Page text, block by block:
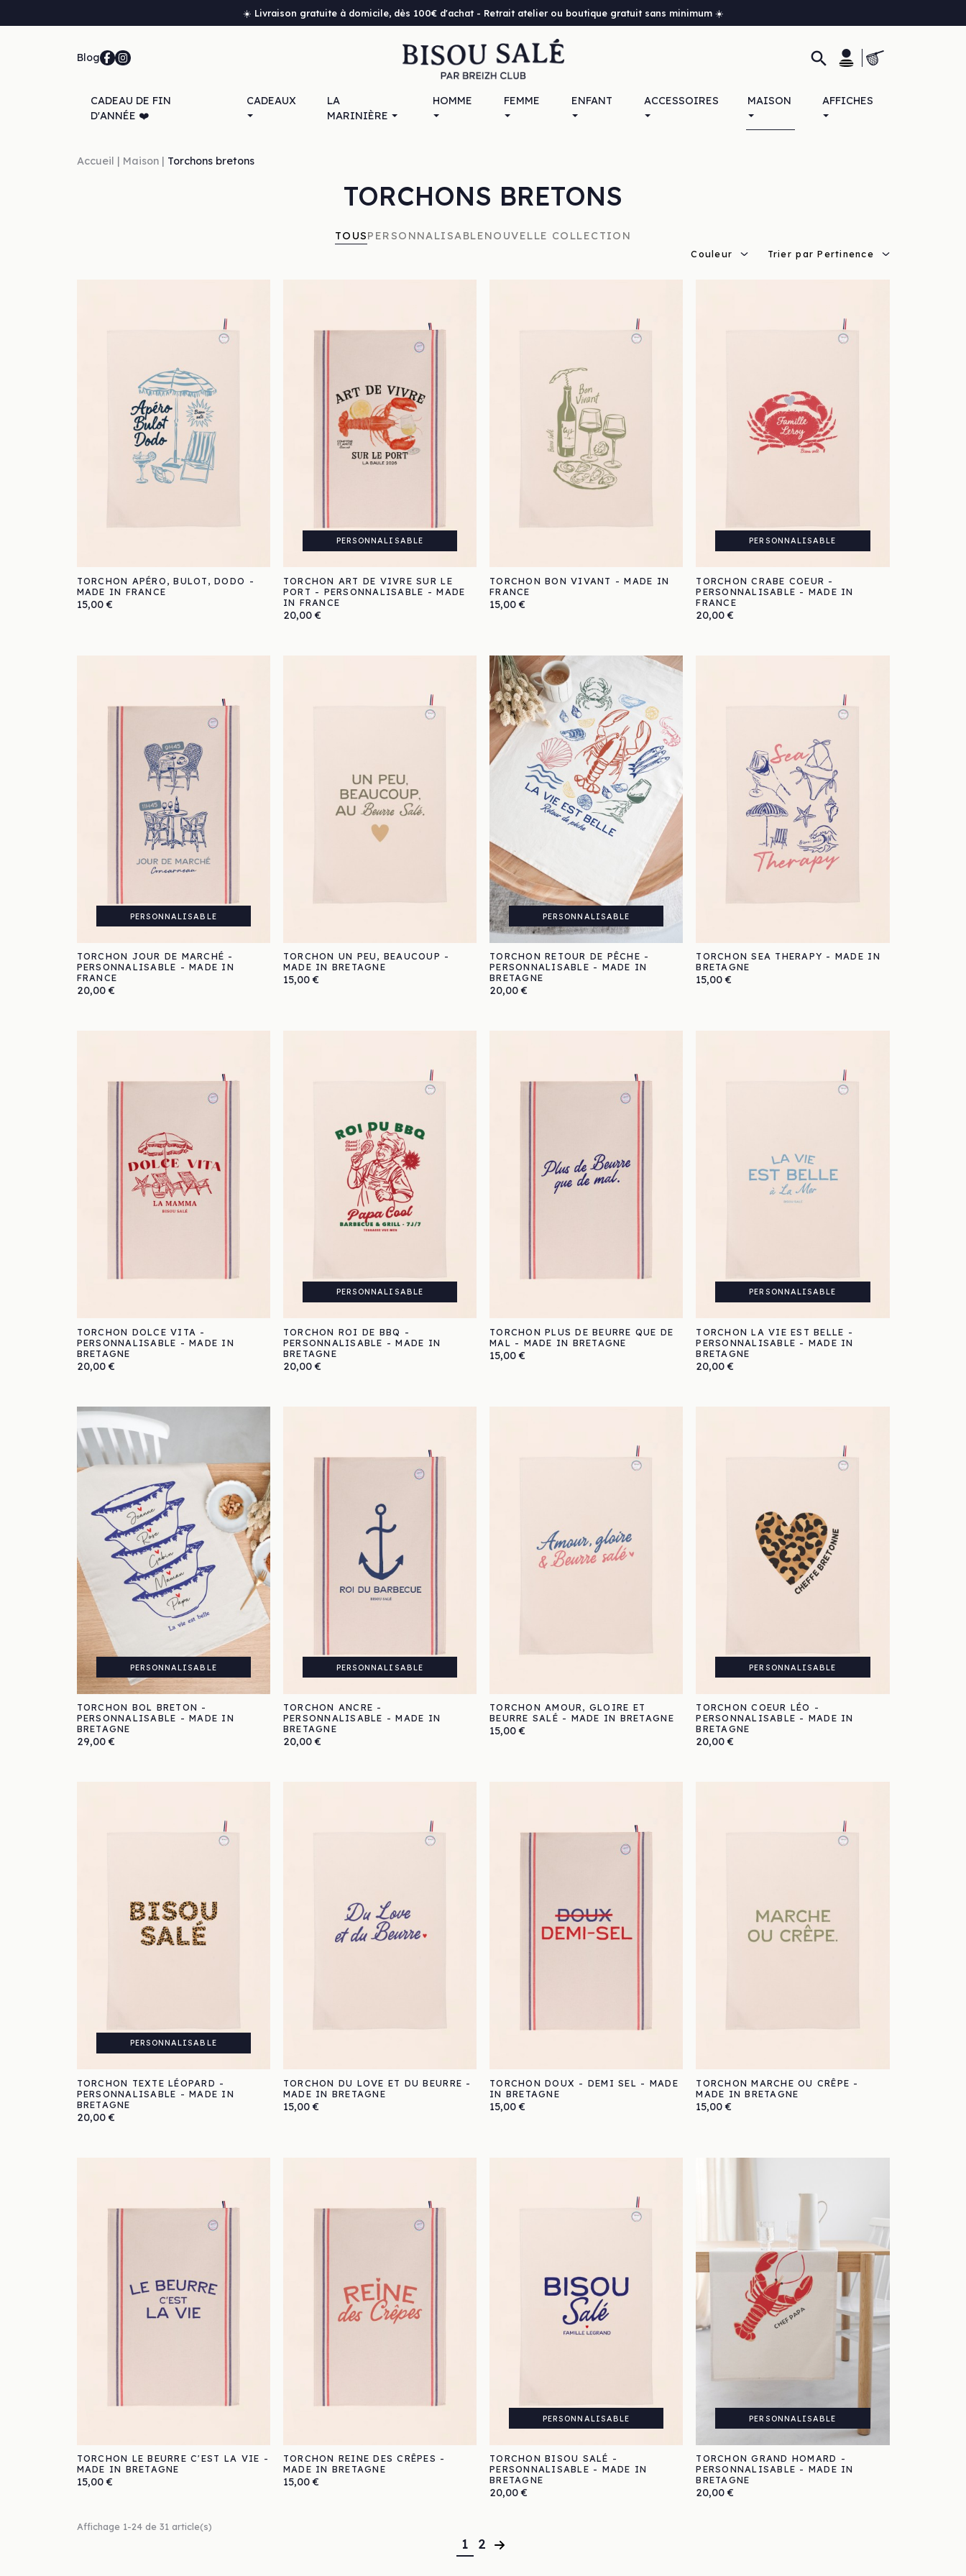
☀️ Livraison gratuite à domicile, dès 100€ d'achat - Retrait atelier ou boutique gratuit sans minimum ☀️
Blog 
CADEAU DE FIN
D'ANNÉE ❤️
CADEAUX
LA
MARINIÈRE
HOMME FEMME ENFANT ACCESSOIRES MAISON AFFICHES
Accueil Maison Torchons bretons
TORCHONS BRETONS
TOUSPERSONNALISABLENOUVELLE COLLECTION
Couleur Trier par Pertinence
TORCHON APÉRO, BULOT, DODO -
MADE IN FRANCE
Prix
15,00 €
PERSONNALISABLE
TORCHON ART DE VIVRE SUR LE
PORT - PERSONNALISABLE - MADE
IN FRANCE
Prix
20,00 €
TORCHON BON VIVANT - MADE IN
FRANCE
Prix
15,00 €
PERSONNALISABLE
TORCHON CRABE COEUR -
PERSONNALISABLE - MADE IN
FRANCE
Prix
20,00 €
PERSONNALISABLE
TORCHON JOUR DE MARCHÉ -
PERSONNALISABLE - MADE IN
FRANCE
Prix
20,00 €
TORCHON UN PEU, BEAUCOUP -
MADE IN BRETAGNE
Prix
15,00 €
PERSONNALISABLE
TORCHON RETOUR DE PÊCHE -
PERSONNALISABLE - MADE IN
BRETAGNE
Prix
20,00 €
TORCHON SEA THERAPY - MADE IN
BRETAGNE
Prix
15,00 €
TORCHON DOLCE VITA -
PERSONNALISABLE - MADE IN
BRETAGNE
Prix
20,00 €
PERSONNALISABLE
TORCHON ROI DE BBQ -
PERSONNALISABLE - MADE IN
BRETAGNE
Prix
20,00 €
TORCHON PLUS DE BEURRE QUE DE
MAL - MADE IN BRETAGNE
Prix
15,00 €
PERSONNALISABLE
TORCHON LA VIE EST BELLE -
PERSONNALISABLE - MADE IN
BRETAGNE
Prix
20,00 €
PERSONNALISABLE
TORCHON BOL BRETON -
PERSONNALISABLE - MADE IN
BRETAGNE
Prix
29,00 €
PERSONNALISABLE
TORCHON ANCRE -
PERSONNALISABLE - MADE IN
BRETAGNE
Prix
20,00 €
TORCHON AMOUR, GLOIRE ET
BEURRE SALÉ - MADE IN BRETAGNE
Prix
15,00 €
PERSONNALISABLE
TORCHON COEUR LÉO -
PERSONNALISABLE - MADE IN
BRETAGNE
Prix
20,00 €
PERSONNALISABLE
TORCHON TEXTE LÉOPARD -
PERSONNALISABLE - MADE IN
BRETAGNE
Prix
20,00 €
TORCHON DU LOVE ET DU BEURRE -
MADE IN BRETAGNE
Prix
15,00 €
TORCHON DOUX - DEMI SEL - MADE
IN BRETAGNE
Prix
15,00 €
TORCHON MARCHE OU CRÊPE -
MADE IN BRETAGNE
Prix
15,00 €
TORCHON LE BEURRE C'EST LA VIE -
MADE IN BRETAGNE
Prix
15,00 €
TORCHON REINE DES CRÊPES -
MADE IN BRETAGNE
Prix
15,00 €
PERSONNALISABLE
TORCHON BISOU SALÉ -
PERSONNALISABLE - MADE IN
BRETAGNE
Prix
20,00 €
PERSONNALISABLE
TORCHON GRAND HOMARD -
PERSONNALISABLE - MADE IN
BRETAGNE
Prix
20,00 €
Affichage 1-24 de 31 article(s)
1 2 Suivant